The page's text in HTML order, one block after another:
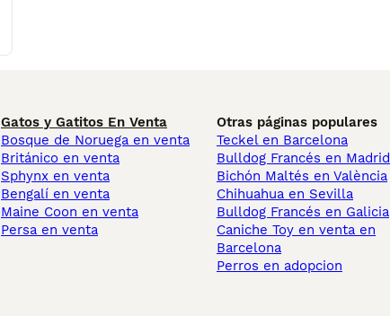
Gatos y Gatitos En Venta
Bosque de Noruega en venta
Británico en venta
Sphynx en venta
Bengalí en venta
Maine Coon en venta
Persa en venta
Otras páginas populares
Teckel en Barcelona
Bulldog Francés en Madrid
Bichón Maltés en València
Chihuahua en Sevilla
Bulldog Francés en Galicia
Caniche Toy en venta en
Barcelona
Perros en adopcion